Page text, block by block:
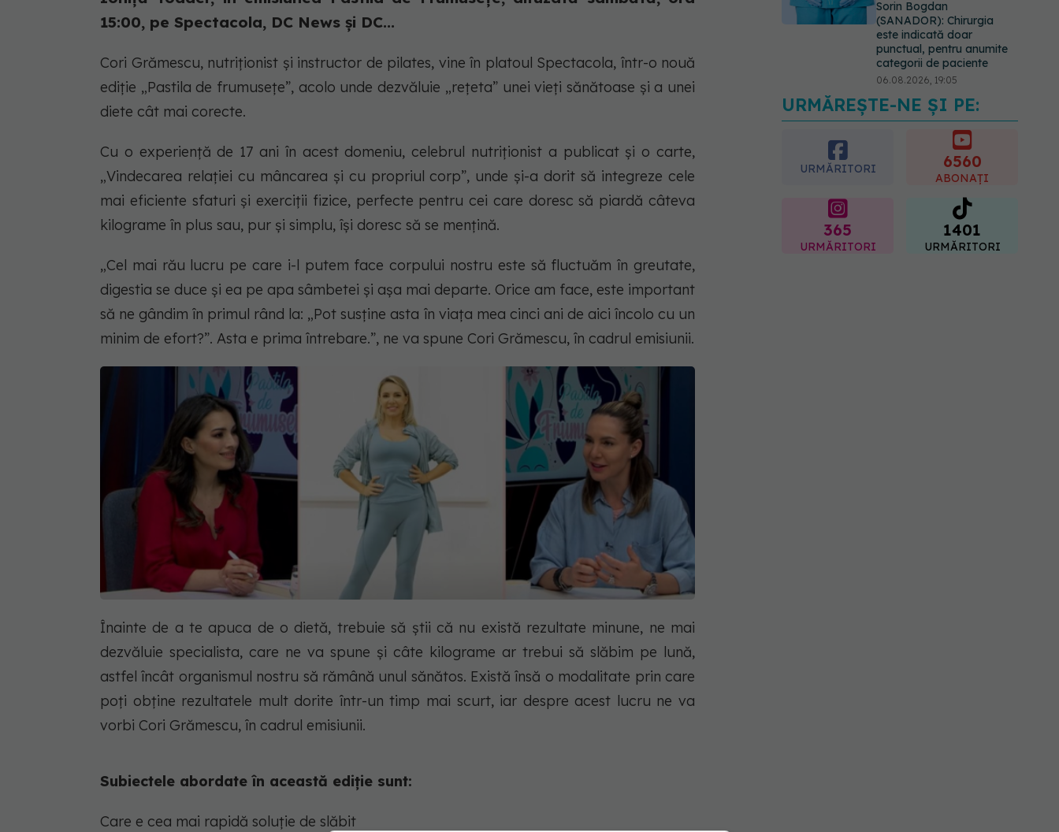
15:00, pe Spectacola, DC News și DC...
Cori Grămescu, nutriționist și instructor de pilates, vine în platoul Spectacola, într-o nouă
ediție „Pastila de frumusețe”, acolo unde dezvăluie „rețeta” unei vieți sănătoase și a unei
diete cât mai corecte.
Cu o experiență de 17 ani în acest domeniu, celebrul nutriționist a publicat și o carte,
„Vindecarea relației cu mâncarea și cu propriul corp”, unde și-a dorit să integreze cele
mai eficiente sfaturi și exerciții fizice, perfecte pentru cei care doresc să piardă câteva
kilograme în plus sau, pur și simplu, își doresc să se mențină.
„Cel mai rău lucru pe care i-l putem face corpului nostru este să fluctuăm în greutate,
digestia se duce și ea pe apa sâmbetei și așa mai departe. Orice am face, este important
să ne gândim în primul rând la: „Pot susține asta în viața mea cinci ani de aici încolo cu un
minim de efort?”. Asta e prima întrebare.”, ne va spune Cori Grămescu, în cadrul emisiunii.
Înainte de a te apuca de o dietă, trebuie să știi că nu există rezultate minune, ne mai
dezvăluie specialista, care ne va spune și câte kilograme ar trebui să slăbim pe lună,
astfel încât organismul nostru să rămână unul sănătos. Există însă o modalitate prin care
poți obține rezultatele mult dorite într-un timp mai scurt, iar despre acest lucru ne va
vorbi Cori Grămescu, în cadrul emisiunii.
Subiectele abordate în această ediție sunt:
Care e cea mai rapidă soluție de slăbit
cancerul ginecologic. Dr.
Sorin Bogdan (SANADOR)
explică diferența și cum
acționează tratamentul
06.08.2026, 22:49
URMĂREȘTE-NE ȘI PE:
URMĂRITORI 6560
ABONAȚI
365
URMĂRITORI
1401
URMĂRITORI